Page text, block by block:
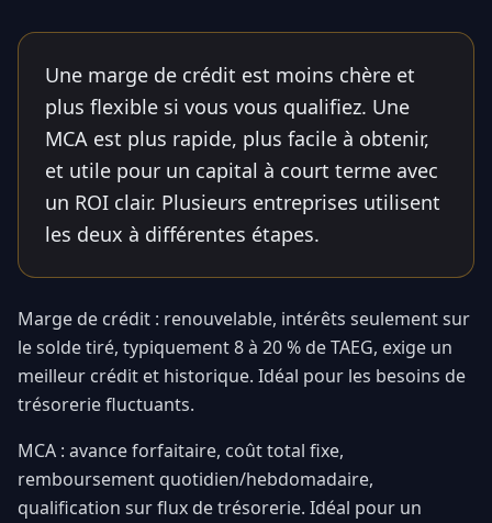
Une marge de crédit est moins chère et
plus flexible si vous vous qualifiez. Une
MCA est plus rapide, plus facile à obtenir,
et utile pour un capital à court terme avec
un ROI clair. Plusieurs entreprises utilisent
les deux à différentes étapes.
Marge de crédit : renouvelable, intérêts seulement sur
le solde tiré, typiquement 8 à 20 % de TAEG, exige un
meilleur crédit et historique. Idéal pour les besoins de
trésorerie fluctuants.
MCA : avance forfaitaire, coût total fixe,
remboursement quotidien/hebdomadaire,
qualification sur flux de trésorerie. Idéal pour un